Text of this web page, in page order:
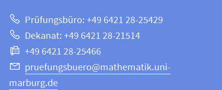
Website
und
Informatik
Prüfungsbüro: +49 6421 28-25429
Dekanat: +49 6421 28-21514
+49 6421 28-25466
pruefungsbuero@mathematik.uni-
marburg.de